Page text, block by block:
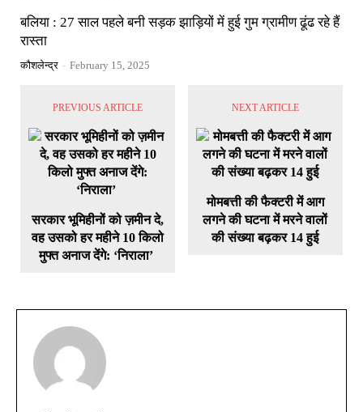
बलिया : 27 साल पहले बनी सड़क झाड़ियों में हुई गुम ग्रामीण ढूंढ रहे हैं
रास्ता
कौशलेन्द्र - February 15, 2025
PREVIOUS ARTICLE
सरकार भूमिहीनों को ज़मीन दे,
वह उसको हर महीने 10 किलो
मुफ्त अनाज देंगे: ‘निराला’
NEXT ARTICLE
मोमबत्ती की फैक्टरी में आग
लगने की घटना में मरने वालों
की संख्या बढ़कर 14 हुई